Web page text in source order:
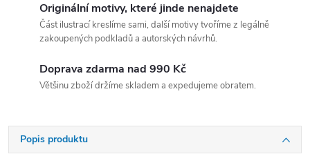
Originální motivy, které jinde nenajdete
Část ilustrací kreslíme sami, další motivy tvoříme z legálně
zakoupených podkladů a autorských návrhů.
Doprava zdarma nad 990 Kč
Většinu zboží držíme skladem a expedujeme obratem.
Popis produktu